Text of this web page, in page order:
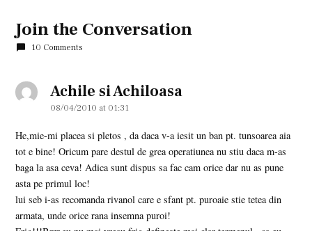
Join the Conversation
10 Comments
Achile si Achiloasa
08/04/2010 at 01:31
He,mie-mi placea si pletos , da daca v-a iesit un ban pt. tunsoarea aia
tot e bine! Oricum pare destul de grea operatiunea nu stiu daca m-as
baga la asa ceva! Adica sunt dispus sa fac cam orice dar nu as pune
asta pe primul loc!
lui seb i-as recomanda rivanol care e sfant pt. puroaie stie tetea din
armata, unde orice rana insemna puroi!